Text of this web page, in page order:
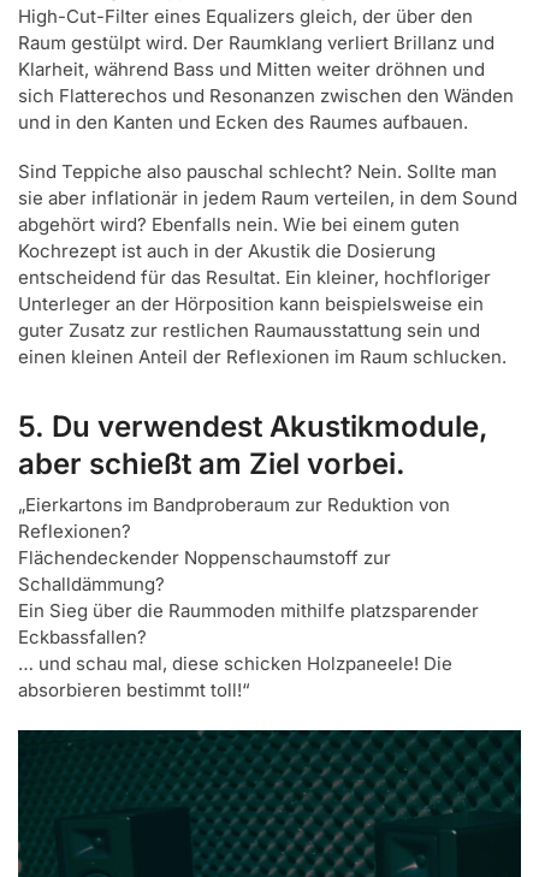
High-Cut-Filter eines Equalizers gleich, der über den
Raum gestülpt wird. Der Raumklang verliert Brillanz und
Klarheit, während Bass und Mitten weiter dröhnen und
sich Flatterechos und Resonanzen zwischen den Wänden
und in den Kanten und Ecken des Raumes aufbauen.
Sind Teppiche also pauschal schlecht? Nein. Sollte man
sie aber inflationär in jedem Raum verteilen, in dem Sound
abgehört wird? Ebenfalls nein. Wie bei einem guten
Kochrezept ist auch in der Akustik die Dosierung
entscheidend für das Resultat. Ein kleiner, hochfloriger
Unterleger an der Hörposition kann beispielsweise ein
guter Zusatz zur restlichen Raumausstattung sein und
einen kleinen Anteil der Reflexionen im Raum schlucken.
5. Du verwendest Akustikmodule,
aber schießt am Ziel vorbei.
„Eierkartons im Bandproberaum zur Reduktion von
Reflexionen?
Flächendeckender Noppenschaumstoff zur
Schalldämmung?
Ein Sieg über die Raummoden mithilfe platzsparender
Eckbassfallen?
… und schau mal, diese schicken Holzpaneele! Die
absorbieren bestimmt toll!“